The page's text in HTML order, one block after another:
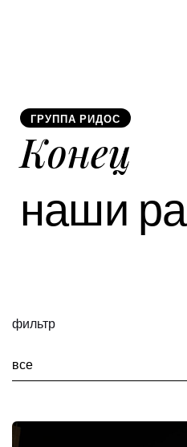
ГРУППА РИДОС
Конец
наши
фильтр
все